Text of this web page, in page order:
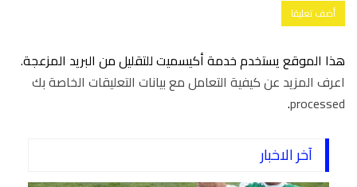
هذا الموقع يستخدم خدمة أكيسميت للتقليل من البريد المزعجة.
اعرف المزيد عن كيفية التعامل مع بيانات التعليقات الخاصة بك
processed
.
آخر الاخبار